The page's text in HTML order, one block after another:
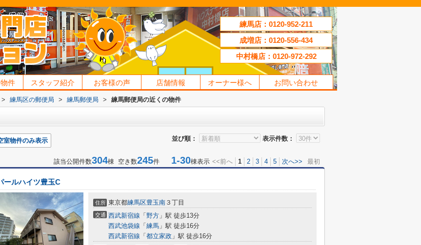
練馬店：0120-952-211
成増店：0120-556-434
中村橋店：0120-972-292
件 スタッフ紹介 お客様の声 店舗情報 オーナー様へ お問い合わせ
> 練馬区の郵便局 > 練馬郵便局 > 練馬郵便局の近くの物件
並び順： 表示件数：
室物件のみ表示
該当公開件数304棟 空き数245件 1-30棟表示 <<前へ 1 2 3 4 5 次へ>> 最初
ールハイツ豊玉C
住所 東京都練馬区豊玉南 ３丁目
交通 西武新宿線 「 野方 」駅 徒歩13分
西武池袋線 「 練馬 」駅 徒歩16分
西武新宿線 「 都立家政 」駅 徒歩16分